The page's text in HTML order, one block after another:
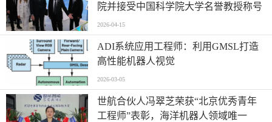
院并接受中国科学院大学名誉教授称号
2026-04-15
ADI系统应用工程师：利用GMSL打造
高性能机器人视觉
2026-03-05
世航合伙人冯翠芝荣获“北京优秀青年
工程师”表彰，海洋机器人领域唯一